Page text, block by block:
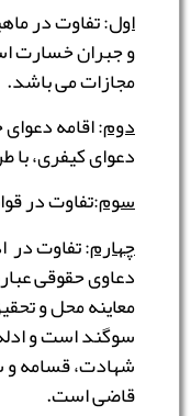
اول: تفاوت در
و جبران خسارت
مجازات می باشد.
دوم: اقامه دعوای
دعوای کیفری،
سوم:تفاوت در
چهارم: تفاوت در
دعاوی حقوقی
معاینه محل و
سوگند است و ادله
شهادت، قسامه و
قاضی است.